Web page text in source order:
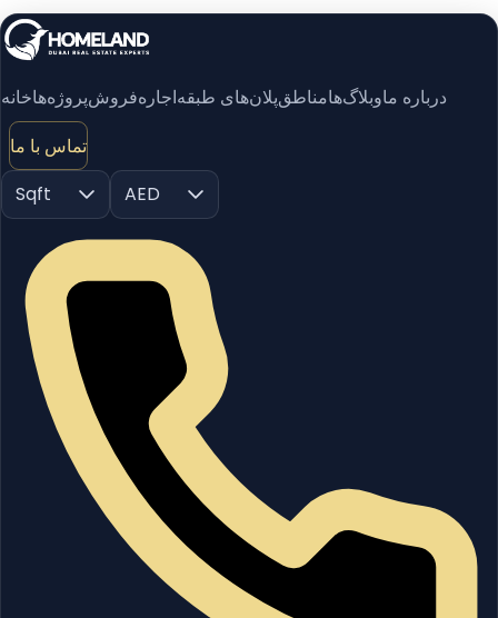
خانهپروژه‌هافروشاجارهپلان‌های طبقهمناطقوبلاگ‌هادرباره ما
تماس با ما
Sqft
AED